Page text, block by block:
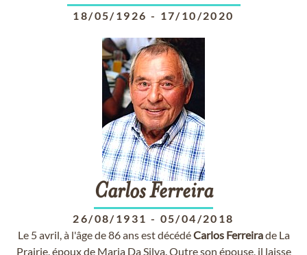
18/05/1926 - 17/10/2020
CarlosFerreira
26/08/1931 - 05/04/2018
Le 5 avril, à l'âge de 86 ans est décédéCarlos Ferreirade La
Prairie, époux de Maria Da Silva. Outre son épouse, il laisse